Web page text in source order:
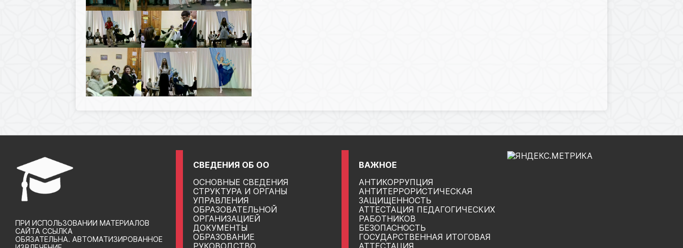
ПРИ ИСПОЛЬЗОВАНИИ МАТЕРИАЛОВ
САЙТА ССЫЛКА
ОБЯЗАТЕЛЬНА. АВТОМАТИЗИРОВАННОЕ
СВЕДЕНИЯ ОБ ОО
ОСНОВНЫЕ СВЕДЕНИЯ
СТРУКТУРА И ОРГАНЫ
УПРАВЛЕНИЯ
ОБРАЗОВАТЕЛЬНОЙ
ОРГАНИЗАЦИЕЙ
ДОКУМЕНТЫ
ОБРАЗОВАНИЕ
ВАЖНОЕ
АНТИКОРРУПЦИЯ
АНТИТЕРРОРИСТИЧЕСКАЯ
ЗАЩИЩЕННОСТЬ
АТТЕСТАЦИЯ ПЕДАГОГИЧЕСКИХ
РАБОТНИКОВ
БЕЗОПАСНОСТЬ
ГОСУДАРСТВЕННАЯ ИТОГОВАЯ